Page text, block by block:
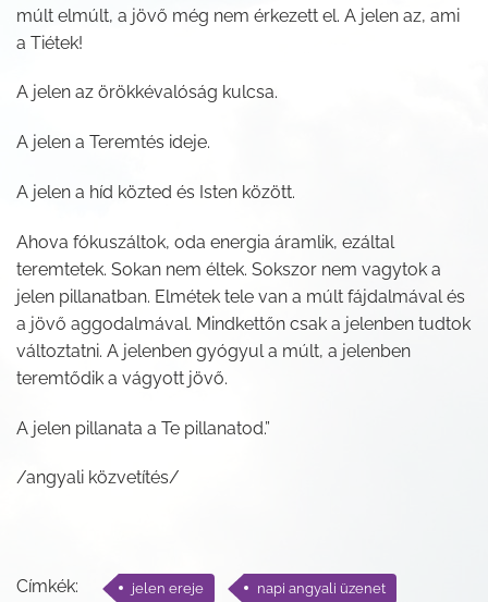
múlt elmúlt, a jövő még nem érkezett el. A jelen az, ami
a Tiétek!
A jelen az örökkévalóság kulcsa.
A jelen a Teremtés ideje.
A jelen a híd közted és Isten között.
Ahova fókuszáltok, oda energia áramlik, ezáltal
teremtetek. Sokan nem éltek. Sokszor nem vagytok a
jelen pillanatban. Elmétek tele van a múlt fájdalmával és
a jövő aggodalmával. Mindkettőn csak a jelenben tudtok
változtatni. A jelenben gyógyul a múlt, a jelenben
teremtődik a vágyott jövő.
A jelen pillanata a Te pillanatod.”
/angyali közvetítés/
Címkék: jelen ereje napi angyali üzenet